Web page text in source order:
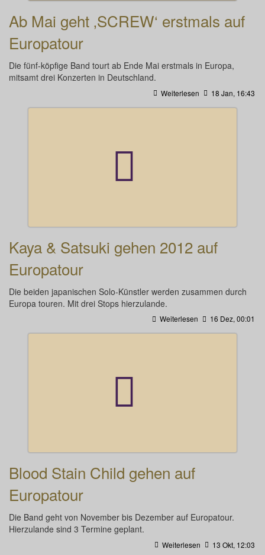
Ab Mai geht ‚SCREW‘ erstmals auf
Europatour
Die fünf-köpfige Band tourt ab Ende Mai erstmals in Europa,
mitsamt drei Konzerten in Deutschland.
Weiterlesen 18 Jan, 16:43
Kaya & Satsuki gehen 2012 auf
Europatour
Die beiden japanischen Solo-Künstler werden zusammen durch
Europa touren. Mit drei Stops hierzulande.
Weiterlesen 16 Dez, 00:01
Blood Stain Child gehen auf
Europatour
Die Band geht von November bis Dezember auf Europatour.
Hierzulande sind 3 Termine geplant.
Weiterlesen 13 Okt, 12:03